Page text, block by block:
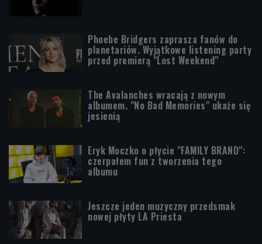
Phoebe Bridgers zaprasza fanów do
planetariów. Wyjątkowe listening party
przed premierą "Lost Weekend"
The Avalanches wracają z nowym
albumem. "No Bad Memories" ukaże się
jesienią
Eryk Moczko o płycie "FAMILY BRAND":
czerpałem fun z tworzenia tego
albumu
Jeszcze jeden muzyczny przedsmak
nowej płyty LA Priesta